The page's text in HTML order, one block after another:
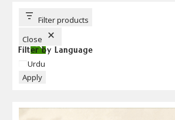
T
T
Filter products
Close
Filter by Language
Language
Urdu
Apply